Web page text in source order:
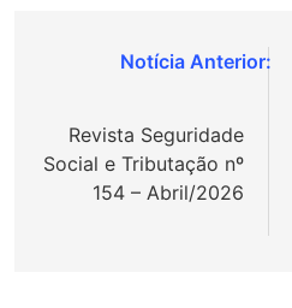
Navegação
Post
Revista Seguridade
Social e Tributação nº
154 – Abril/2026